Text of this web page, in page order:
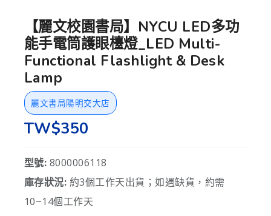
【麗文校園書局】NYCU LED多功
能手電筒護眼檯燈_LED Multi-
Functional Flashlight & Desk
Lamp
麗文書局陽明交大店
TW$350
型號: 8000006118
庫存狀況: 約3個工作天出貨；如遇缺貨，約需
10~14個工作天